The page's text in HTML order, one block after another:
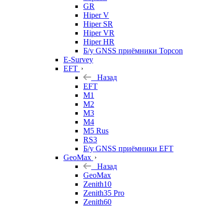
GR
Hiper V
Hiper SR
Hiper VR
Hiper HR
Б/у GNSS приёмники Topcon
E-Survey
EFT
Назад
EFT
M1
M2
M3
M4
M5 Rus
RS3
Б/у GNSS приёмники EFT
GeoMax
Назад
GeoMax
Zenith10
Zenith35 Pro
Zenith60